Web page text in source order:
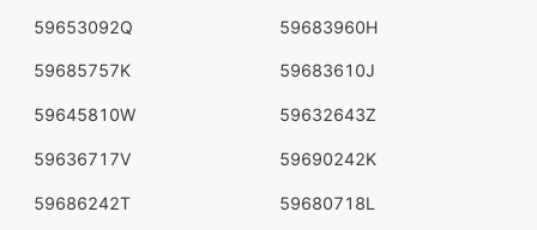
59653092Q 59683960H
59685757K 59683610J
59645810W 59632643Z
59636717V 59690242K
59686242T 59680718L